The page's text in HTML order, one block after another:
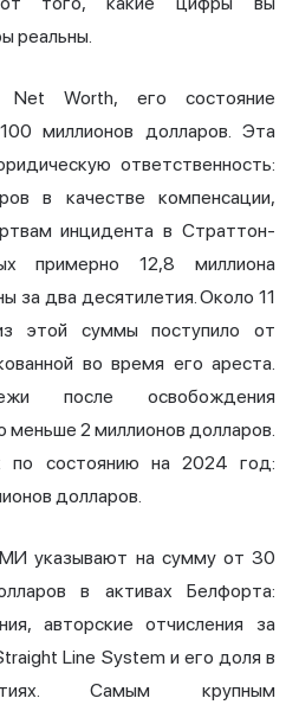
реальны.
Worth, его состояние
миллионов долларов. Эта
ответственность:
в качестве компенсации,
инцидента в Страттон-
примерно 12,8 миллиона
за два десятилетия. Около 11
этой суммы поступило от
во время его ареста.
после освобождения
меньше 2 миллионов долларов.
по состоянию на 2024 год:
долларов.
указывают на сумму от 30
в активах Белфорта:
авторские отчисления за
Line System и его доля в
Самым крупным